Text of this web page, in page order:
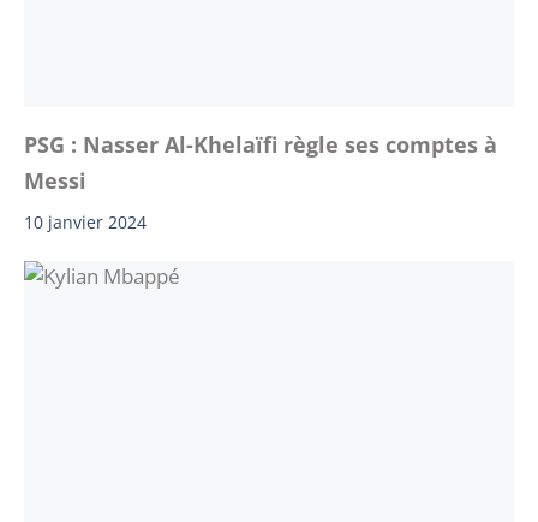
PSG : Nasser Al-Khelaïfi règle ses comptes à
Messi
10 janvier 2024